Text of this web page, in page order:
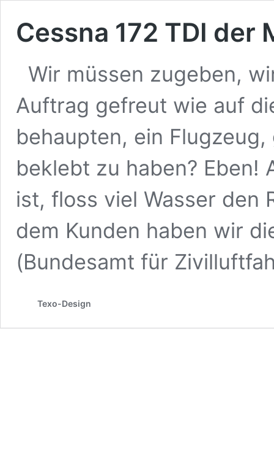
Cessna 172 TDI
Wir müssen zugeben,
Auftrag gefreut wie auf
behaupten, ein
beklebt zu haben? Eben!
ist, floss viel Wasser den
dem Kunden haben wir
(Bundesamt für
Texo-Design